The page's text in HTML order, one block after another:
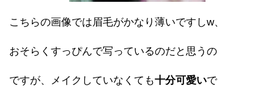
こちらの画像では眉毛がかなり薄いですしw、
おそらくすっぴんで写っているのだと思うの
ですが、メイクしていなくても十分可愛いで